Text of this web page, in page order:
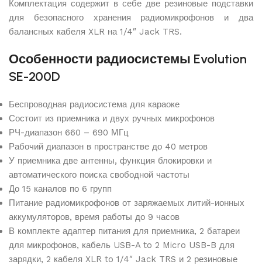
Комплектация содержит в себе две резиновые подставки
для безопасного хранения радиомикрофонов и два
балансных кабеля XLR на 1/4″ Jack TRS.
Особенности радиосистемы Evolution
SE-200D
Беспроводная радиосистема для караоке
Состоит из приемника и двух ручных микрофонов
РЧ-диапазон 660 – 690 МГц
Рабочий диапазон в пространстве до 40 метров
У приемника две антенны, функция блокировки и
автоматического поиска свободной частоты
До 15 каналов по 6 групп
Питание радиомикрофонов от заряжаемых литий-ионных
аккумуляторов, время работы до 9 часов
В комплекте адаптер питания для приемника, 2 батареи
для микрофонов, кабель USB-A to 2 Micro USB-B для
зарядки, 2 кабеля XLR to 1/4″ Jack TRS и 2 резиновые